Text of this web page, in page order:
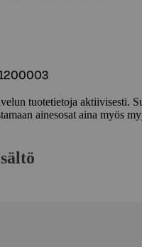
tuotetietoja aktiivisesti.
ainesosat aina myös